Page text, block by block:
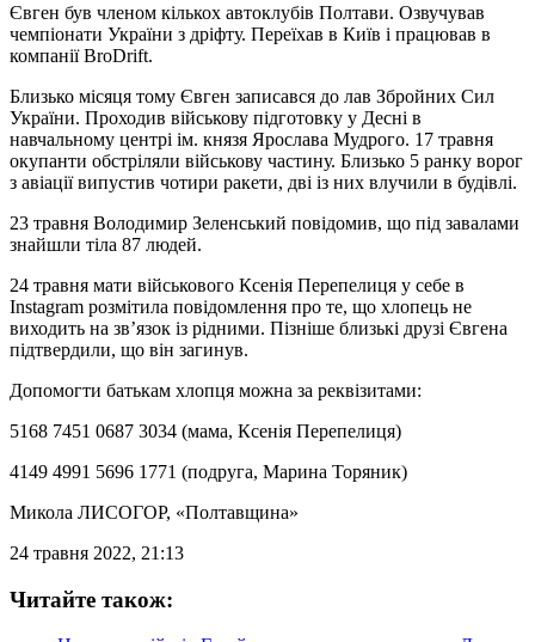
Євген був членом кількох автоклубів Полтави. Озвучував
чемпіонати України з дріфту. Переїхав в Київ і працював в
компанії BroDrift.
Близько місяця тому Євген записався до лав Збройних Сил
України. Проходив військову підготовку у Десні в
навчальному центрі ім. князя Ярослава Мудрого. 17 травня
окупанти обстріляли військову частину. Близько 5 ранку ворог
з авіації випустив чотири ракети, дві із них влучили в будівлі.
23 травня Володимир Зеленський повідомив, що під завалами
знайшли тіла 87 людей.
24 травня мати військового Ксенія Перепелиця у себе в
Instagram розмітила повідомлення про те, що хлопець не
виходить на зв’язок із рідними. Пізніше близькі друзі Євгена
підтвердили, що він загинув.
Допомогти батькам хлопця можна за реквізитами:
5168 7451 0687 3034 (мама, Ксенія Перепелиця)
4149 4991 5696 1771 (подруга, Марина Торяник)
Микола ЛИСОГОР, «Полтавщина»
24 травня 2022, 21:13
Читайте також: